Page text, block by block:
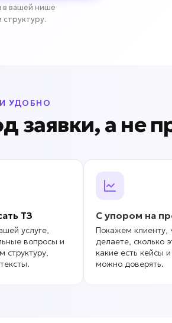
в вашей нише
УДОБНО
заявки, а не
ТЗ
услуге,
вопросы и
структуру,
С упором на
Покажем клиенту,
делаете, сколько
какие есть кейсы
можно доверять.